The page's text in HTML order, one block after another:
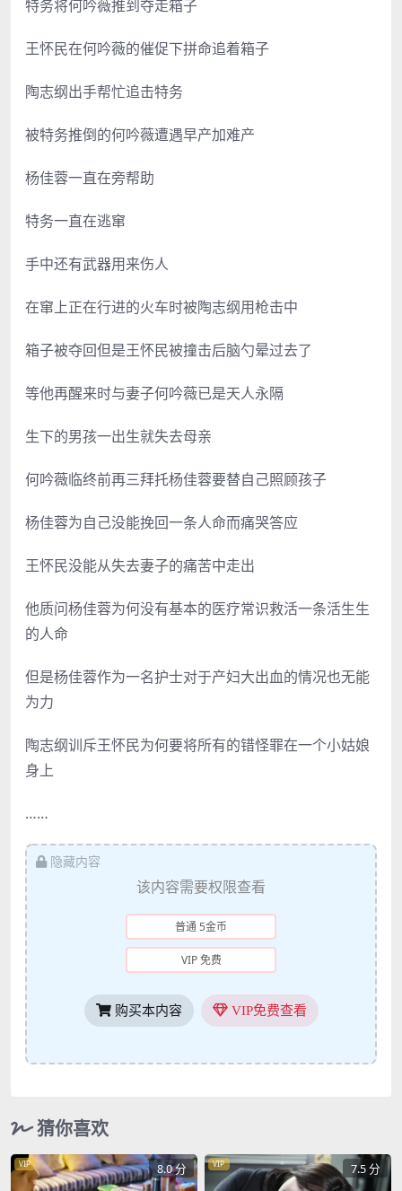
特务将何吟薇推到夺走箱子
王怀民在何吟薇的催促下拼命追着箱子
陶志纲出手帮忙追击特务
被特务推倒的何吟薇遭遇早产加难产
杨佳蓉一直在旁帮助
特务一直在逃窜
手中还有武器用来伤人
在窜上正在行进的火车时被陶志纲用枪击中
箱子被夺回但是王怀民被撞击后脑勺晕过去了
等他再醒来时与妻子何吟薇已是天人永隔
生下的男孩一出生就失去母亲
何吟薇临终前再三拜托杨佳蓉要替自己照顾孩子
杨佳蓉为自己没能挽回一条人命而痛哭答应
王怀民没能从失去妻子的痛苦中走出
他质问杨佳蓉为何没有基本的医疗常识救活一条活生生
的人命
但是杨佳蓉作为一名护士对于产妇大出血的情况也无能
为力
陶志纲训斥王怀民为何要将所有的错怪罪在一个小姑娘
身上
……
隐藏内容
该内容需要权限查看
普通 5金币
VIP 免费
购买本内容 VIP免费查看
猜你喜欢
VIP 8.0 分 VIP 7.5 分